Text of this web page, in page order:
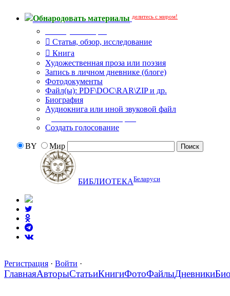
Обнародовать материалы делитесь с миром!
Статья, обзор, исследование
Книга
Художественная проза или поэзия
Запись в личном дневнике (блоге)
Фотодокументы
Файл(ы): PDF\DOC\RAR\ZIP и др.
Биография
Аудиокнига или иной звуковой файл
Создать голосование
BY Мир
БИБЛИОТЕКАБеларуси
Регистрация · Войти ·
ГлавнаяАвторыСтатьиКнигиФотоФайлыДневники